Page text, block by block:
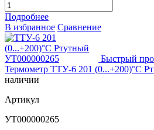
Подробнее
В избранное Сравнение
Быстрый
Термометр ТТУ-6 201 (0...+200)°С
наличии
Артикул
УТ000000265